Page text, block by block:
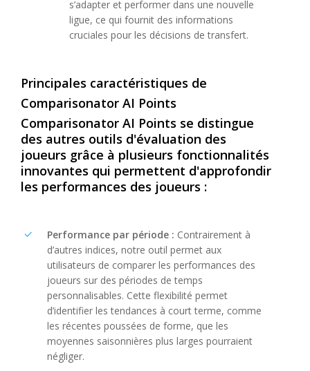
Principales caractéristiques de
Comparisonator AI Points
Comparisonator AI Points se distingue
des autres outils d'évaluation des
joueurs grâce à plusieurs fonctionnalités
innovantes qui permettent d'approfondir
les performances des joueurs :
Performance par période : Contrairement à
d’autres indices, notre outil permet aux
utilisateurs de comparer les performances des
joueurs sur des périodes de temps
personnalisables. Cette flexibilité permet
d’identifier les tendances à court terme, comme
les récentes poussées de forme, que les
moyennes saisonnières plus larges pourraient
négliger.
s’adapter et performer dans une nouvelle
ligue, ce qui fournit des informations
cruciales pour les décisions de transfert.